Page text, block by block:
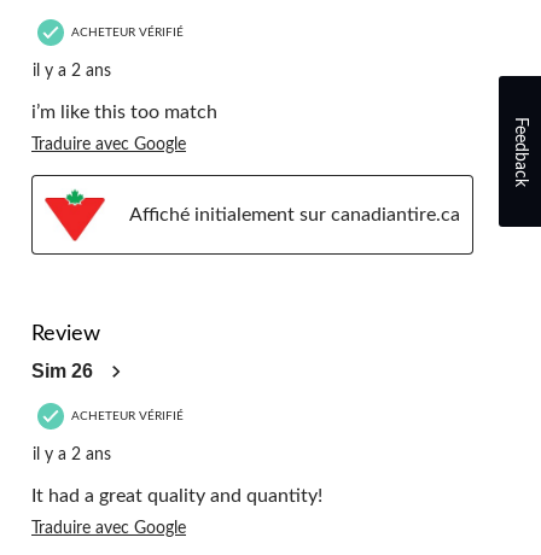
ACHETEUR VÉRIFIÉ
il y a 2 ans
i’m like this too match
Traduire avec Google
Affiché initialement sur canadiantire.ca
Review
Sim 26
ACHETEUR VÉRIFIÉ
il y a 2 ans
It had a great quality and quantity!
Traduire avec Google
Feedback